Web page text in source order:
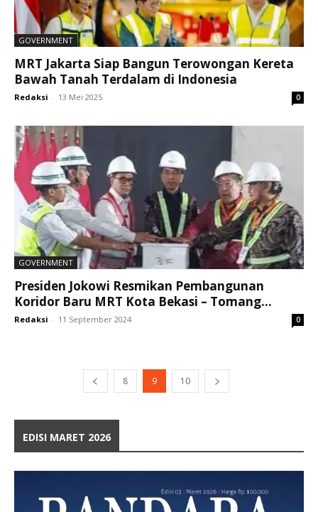
GOVERNMENT
MRT Jakarta Siap Bangun Terowongan Kereta
Bawah Tanah Terdalam di Indonesia
Redaksi - 13 Mei 2025 0
GOVERNMENT
Presiden Jokowi Resmikan Pembangunan
Koridor Baru MRT Kota Bekasi – Tomang...
Redaksi - 11 September 2024 0
8 9 10
EDISI MARET 2026